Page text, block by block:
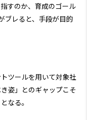
すのか、育成のゴール
ブレると、手段が目的
ツールを用いて対象社
姿」とのギャップこそ
なる。